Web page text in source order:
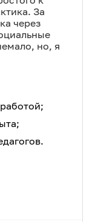
За
через
но, я